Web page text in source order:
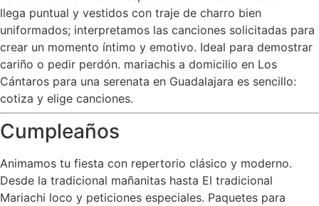
llega puntual y vestidos con traje de charro bien
uniformados; interpretamos las canciones solicitadas para
crear un momento íntimo y emotivo. Ideal para demostrar
cariño o pedir perdón. mariachis a domicilio en Los
Cántaros para una serenata en Guadalajara es sencillo:
cotiza y elige canciones.
Cumpleaños
Animamos tu fiesta con repertorio clásico y moderno.
Desde la tradicional mañanitas hasta El tradicional
Mariachi loco y peticiones especiales. Paquetes para